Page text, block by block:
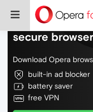
Do more on
secure
Download Opera
built-in ad blocker
battery saver
free VPN